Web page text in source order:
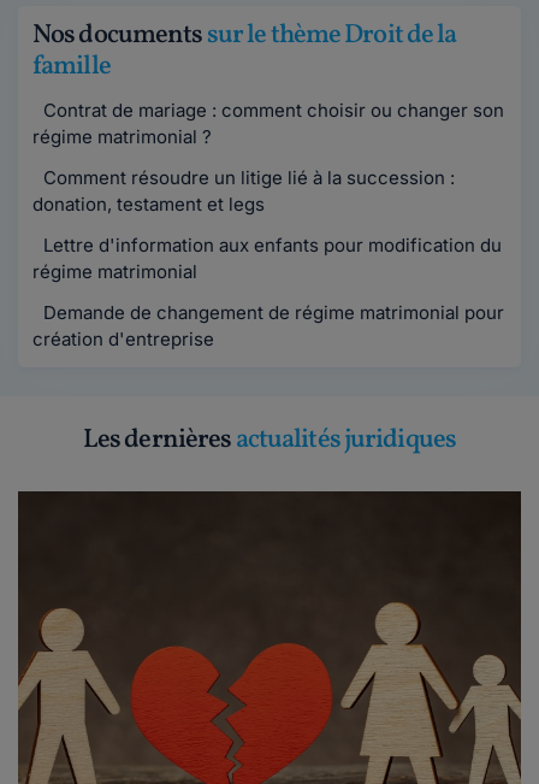
Nos documentssur le thème Droit de la
famille
Contrat de mariage : comment choisir ou changer son
régime matrimonial ?
Comment résoudre un litige lié à la succession :
donation, testament et legs
Lettre d'information aux enfants pour modification du
régime matrimonial
Demande de changement de régime matrimonial pour
création d'entreprise
Les dernièresactualités juridiques